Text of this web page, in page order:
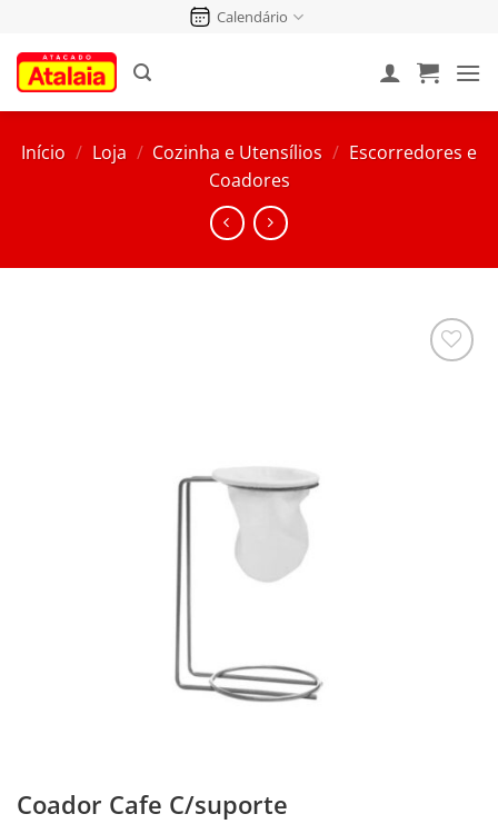
conteúdo
Calendário
Início / Loja / Cozinha e Utensílios / Escorredores e
Coadores
Coador Cafe C/suporte